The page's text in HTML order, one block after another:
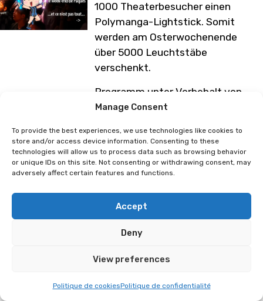
Manage Consent
To provide the best experiences, we use technologies like cookies to
store and/or access device information. Consenting to these
technologies will allow us to process data such as browsing behavior
or unique IDs on this site. Not consenting or withdrawing consent, may
adversely affect certain features and functions.
Accept
Deny
View preferences
Politique de cookiesPolitique de confidentialité
1000 Theaterbesucher einen
Polymanga-Lightstick. Somit
werden am Osterwochenende
über 5000 Leuchtstäbe
verschenkt.
Programm unter Vorbehalt von
Änderungen
Zusammenfassung und
Anmeldung Cosplay Polymanga
2026
Tickets für 1 Tag und 4 Tage
verfügbar!